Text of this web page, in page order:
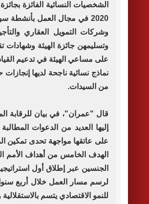
الشخصيات النسائية الفائزة بجائزة
2020 في مجال العمل بأنشطة
وشركات التمويل العقاري
على مساعي الهيئة في تدعيم
نماذج نسائية ناجحة لديها
من السيدات.
قال "عمران"، في بيان للرقابة
إليها العديد من الدعوات
على عاتقها مواجهة تحدى تمكين
الهدف الخامس من أهداف الأمم
الجنسين عبر إطلاق أول
لرسم مسار العمل خلال أربع
للنمو الاقتصادي يتسم